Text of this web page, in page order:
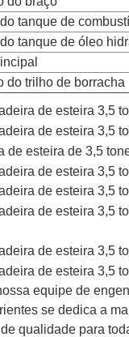
tanque de
tanque de óleo
do trilho de borracha
equipe de
se dedica a
qualidade para